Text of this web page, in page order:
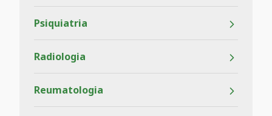
Psiquiatria
Radiologia
Reumatologia